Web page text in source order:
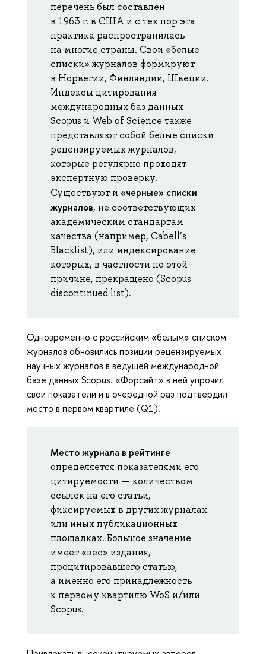
перечень был составлен
в 1963 г. в США и с тех пор эта
практика распространилась
на многие страны. Свои «белые
списки» журналов формируют
в Норвегии, Финляндии, Швеции.
Индексы цитирования
международных баз данных
Scopus и Web of Science также
представляют собой белые списки
рецензируемых журналов,
которые регулярно проходят
экспертную проверку.
Существуют и «черные» списки
журналов, не соответствующих
академическим стандартам
качества (например, Cabell’s
Blacklist), или индексирование
которых, в частности по этой
причине, прекращено (Scopus
discontinued list).
Одновременно с российским «белым» списком
журналов обновились позиции рецензируемых
научных журналов в ведущей международной
базе данных Scopus. «Форсайт» в ней упрочил
свои показатели и в очередной раз подтвердил
место в первом квартиле (Q1).
Место журнала в рейтинге
определяется показателями его
цитируемости — количеством
ссылок на его статьи,
фиксируемых в других журналах
или иных публикационных
площадках. Большое значение
имеет «вес» издания,
процитировавшего статью,
а именно его принадлежность
к первому квартилю WoS и/или
Scopus.